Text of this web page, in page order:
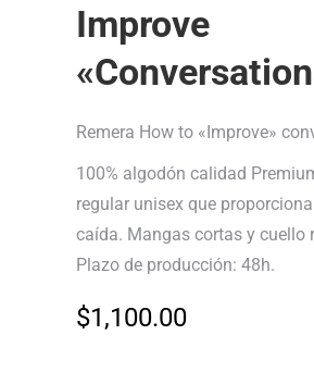
Improve
Remera How to «Improve»
100% algodón calidad
regular unisex que
caída. Mangas cortas y cuello
Plazo de producción: 48h.
$1,100.00